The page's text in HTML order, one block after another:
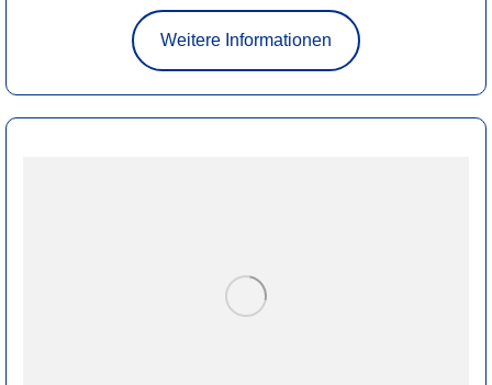
Weitere Informationen